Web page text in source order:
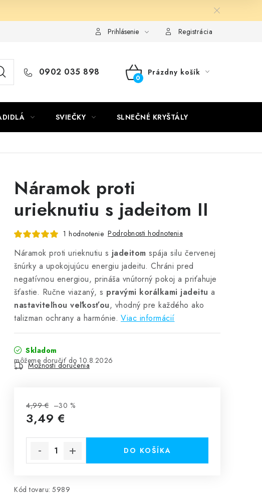
údajov Doprava a platba Certifikáty
Prihlásenie Registrácia
0902 035 898
NÁKUPNÝ
Prázdny košík
SVIEČKY SLNEČNÉ KRYŠTÁLY
Náramok proti
urieknutiu s jadeitom II
1 hodnotenie Podrobnosti hodnotenia
Náramok proti urieknutiu s jadeitom spája silu červenej
šnúrky a upokojujúcu energiu jadeitu. Chráni pred
negatívnou energiou, prináša vnútorný pokoj a priťahuje
šťastie. Ručne viazaný, s pravými korálkami jadeitu a
nastaviteľnou veľkosťou, vhodný pre každého ako
talizman ochrany a harmónie. Viac informácií
Skladom
10.8.2026
Možnosti doručenia
4,99 € –30 %
3,49 €
DO KOŠÍKA
Kód tovaru: 5989